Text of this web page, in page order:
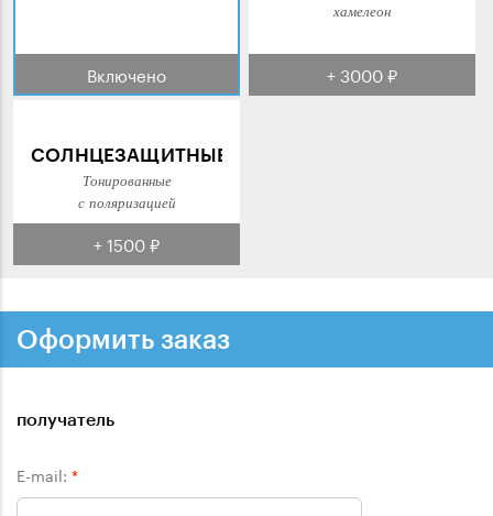
Включено
хамелеон
+ 3000 ₽
СОЛНЦЕЗАЩИТНЫЕ
Тонированные
с поляризацией
+ 1500 ₽
Оформить заказ
получатель
E-mail: *